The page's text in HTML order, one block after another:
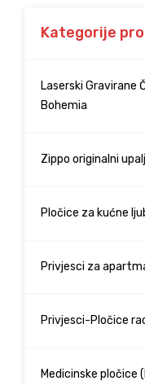
Kategorije
Laserski Gravirane
Bohemia
Zippo originalni
Pločice za kućne
Privjesci za
Privjesci-Pločice
Medicinske pločice